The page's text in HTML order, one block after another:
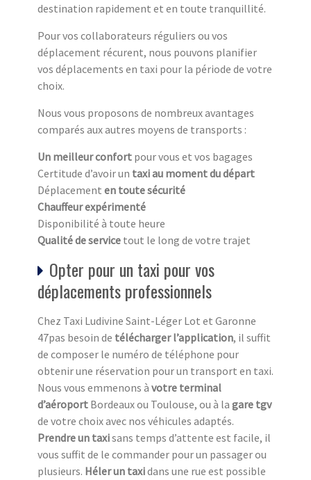
destination rapidement et en toute tranquillité.
Pour vos collaborateurs réguliers ou vos
déplacement récurent, nous pouvons planifier
vos déplacements en taxi pour la période de votre
choix.
Nous vous proposons de nombreux avantages
comparés aux autres moyens de transports :
Un meilleur confort pour vous et vos bagages
Certitude d’avoir un taxi au moment du départ
Déplacement en toute sécurité
Chauffeur expérimenté
Disponibilité à toute heure
Qualité de service tout le long de votre trajet
Opter pour un taxi pour vos
déplacements professionnels
Chez Taxi Ludivine Saint-Léger Lot et Garonne
47pas besoin de télécharger l’application, il suffit
de composer le numéro de téléphone pour
obtenir une réservation pour un transport en taxi.
Nous vous emmenons à votre terminal
d’aéroport Bordeaux ou Toulouse, ou à la gare tgv
de votre choix avec nos véhicules adaptés.
Prendre un taxisans temps d’attente est facile, il
vous suffit de le commander pour un passager ou
plusieurs. Héler un taxidans une rue est possible